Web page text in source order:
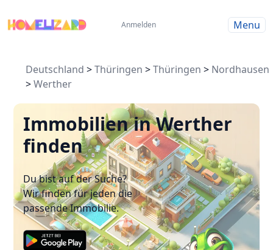
Anmelden Menu
Deutschland >Thüringen >Thüringen > Nordhausen
>Werther
Immobilien in Werther
finden
Du bist auf der Suche?
Wir finden für jeden die
passende Immobilie.